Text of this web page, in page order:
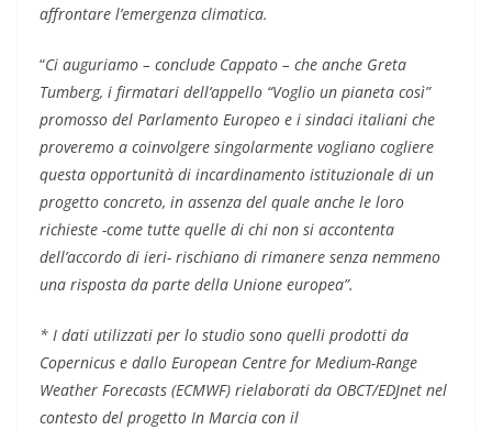
affrontare l’emergenza climatica.
“Ci auguriamo – conclude Cappato – che anche Greta
Tumberg, i firmatari dell’appello “Voglio un pianeta così”
promosso del Parlamento Europeo e i sindaci italiani che
proveremo a coinvolgere singolarmente vogliano cogliere
questa opportunità di incardinamento istituzionale di un
progetto concreto, in assenza del quale anche le loro
richieste -come tutte quelle di chi non si accontenta
dell’accordo di ieri- rischiano di rimanere senza nemmeno
una risposta da parte della Unione europea”.
* I dati utilizzati per lo studio sono quelli prodotti da
Copernicus e dallo European Centre for Medium-Range
Weather Forecasts (ECMWF) rielaborati da OBCT/EDJnet nel
contesto del progetto In Marcia con il